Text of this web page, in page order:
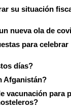
su situación
nueva ola de
para celebrar
días?
Afganistán?
vacunación para